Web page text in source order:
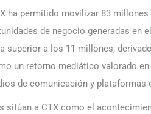
ha permitido movilizar 83
de negocio generadas en
superior a los 11 millones,
un retorno mediático valorado
de comunicación y plataformas
sitúan a CTX como el